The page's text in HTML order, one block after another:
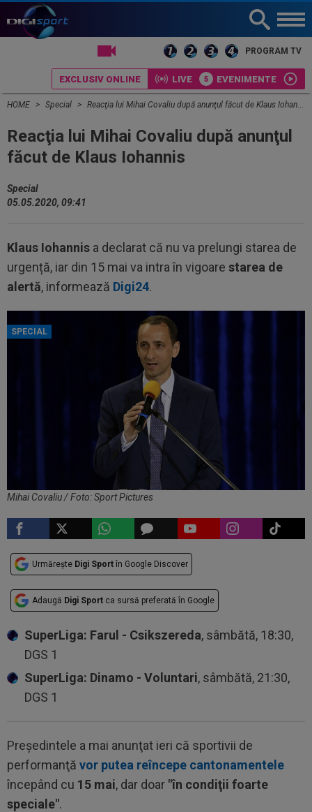
PROGRAM TV
EXCLUSIV ONLINE LIVE EVENIMENTE
HOME Special Reacţia lui Mihai Covaliu după anunţul făcut de Klaus Iohannis
Reacţia lui Mihai Covaliu după anunţul
făcut de Klaus Iohannis
Special
05.05.2020, 09:41
Klaus Iohannis a declarat că nu va prelungi starea de
urgență, iar din 15 mai va intra în vigoare starea de
alertă, informează Digi24.
SPECIAL
Mihai Covaliu / Foto: Sport Pictures
Urmărește Digi Sport în Google Discover
Adaugă Digi Sport ca sursă preferată în Google
SuperLiga: Farul - Csikszereda, sâmbătă, 18:30,
DGS 1
SuperLiga: Dinamo - Voluntari, sâmbătă, 21:30,
DGS 1
Preşedintele a mai anunţat ieri că sportivii de
performanţă vor putea reîncepe cantonamentele
începând cu 15 mai, dar doar "în condiţii foarte
speciale".